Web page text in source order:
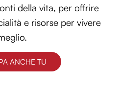
della vita, per offrire
e risorse per vivere
ANCHE TU